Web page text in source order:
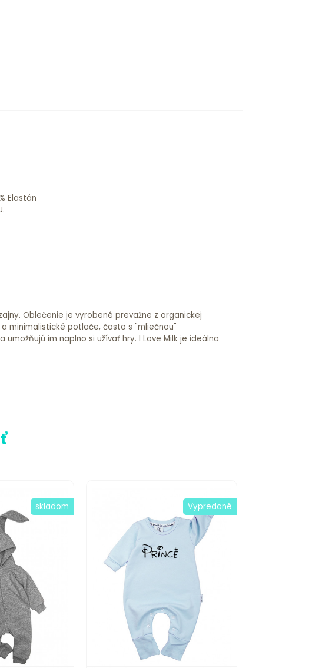
Elastán
Oblečenie je vyrobené prevažne z organickej
minimalistické potlače, často s "mliečnou"
im naplno si užívať hry. I Love Milk je ideálna
skladom Vypredané